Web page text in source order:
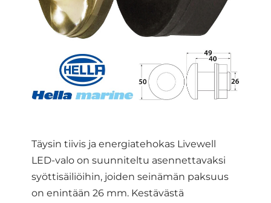
Täysin tiivis ja energiatehokas Livewell
LED-valo on suunniteltu asennettavaksi
syöttisäiliöihin, joiden seinämän paksuus
on enintään 26 mm. Kestävästä